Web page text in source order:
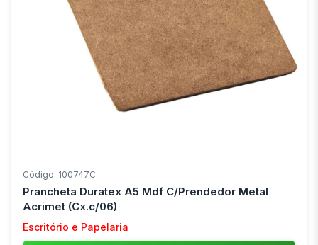
Código: 100747C
Prancheta Duratex A5 Mdf C/Prendedor Metal
Acrimet (Cx.c/06)
Escritório e Papelaria